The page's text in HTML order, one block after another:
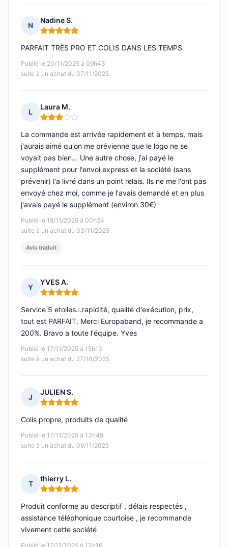
N
Nadine S.
Note : 5 sur 5
Publié le 20/11/2025 à 09h43
suite à un achat du 07/11/2025
PARFAIT TRÈS PRO ET COLIS DANS LES TEMPS
L
Laura M.
Note : 3 sur 5
Publié le 18/11/2025 à 00h24
suite à un achat du 03/11/2025
La commande est arrivée rapidement et à temps, mais
j'aurais aimé qu'on me prévienne que le logo ne se
voyait pas bien... Une autre chose, j'ai payé le
supplément pour l'envoi express et la société (sans
prévenir) l'a livré dans un point relais. Ils ne me l'ont pas
envoyé chez moi, comme je l'avais demandé et en plus
j'avais payé le supplément (environ 30€)
Avis traduit
Y
YVES A.
Note : 5 sur 5
Publié le 17/11/2025 à 15h13
suite à un achat du 27/10/2025
Service 5 etoiles...rapidité, qualité d'exécution, prix,
tout est PARFAIT. Merci Europaband, je recommande a
200%. Bravo a toute l'équipe. Yves
J
JULIEN S.
Note : 5 sur 5
Publié le 17/11/2025 à 13h49
suite à un achat du 06/11/2025
Colis propre, produits de qualité
T
thierry L.
Note : 5 sur 5
Publié le 17/11/2025 à 13h16
Produit conforme au descriptif , délais respectés ,
assistance téléphonique courtoise , je recommande
vivement cette société